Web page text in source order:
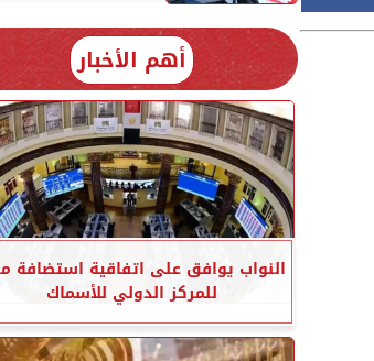
أهم الأخبار
النواب يوافق على اتفاقية استضافة
للمركز الدولي للأسماك